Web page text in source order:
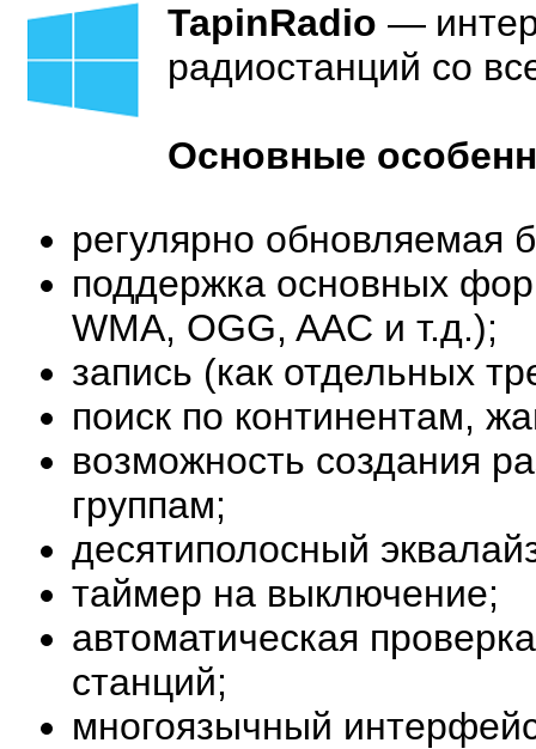
TapinRadio —
радиостанций со
Основные
регулярно обновляемая
поддержка основных
WMA, OGG, AAC и т.д.);
запись (как отдельных
поиск по континентам,
возможность создания
группам;
десятиполосный
таймер на выключение;
автоматическая
станций;
многоязычный